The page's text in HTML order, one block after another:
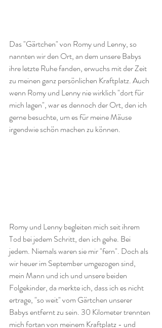
Das "Gärtchen" von Romy und Lenny, so
nannten wir den Ort, an dem unsere Babys
ihre letzte Ruhe fanden, erwuchs mit der Zeit
zu meinen ganz persönlichen Kraftplatz. Auch
wenn Romy und Lenny nie wirklich "dort für
mich lagen", war es dennoch der Ort, den ich
gerne besuchte, um es für meine Mäuse
irgendwie schön machen zu können.
Romy und Lenny begleiten mich seit ihrem
Tod bei jedem Schritt, den ich gehe. Bei
jedem. Niemals waren sie mir "fern". Doch als
wir heuer im September umgezogen sind,
mein Mann und ich und unsere beiden
Folgekinder, da merkte ich, dass ich es nicht
ertrage, "so weit" vom Gärtchen unserer
Babys entfernt zu sein. 30 Kilometer trennten
mich fortan von meinem Kraftplatz - und